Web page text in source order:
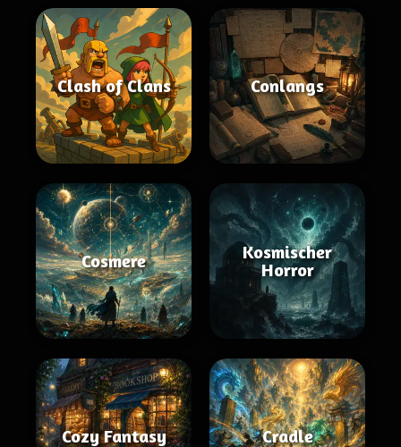
Clash of Clans Conlangs
Cosmere
Kosmischer
Horror
Cozy Fantasy Cradle